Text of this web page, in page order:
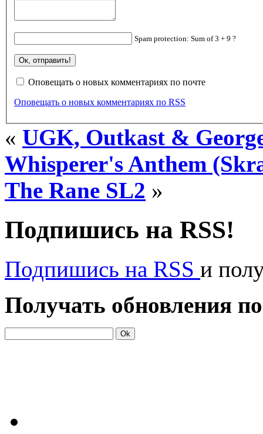
Spam protection: Sum of 3 + 9 ?
Оповещать о новых комментариях по почте
Оповещать о новых комментариях по RSS
« UGK, Outkast &
Whisperer's Anthem
The Rane SL2 »
Подпишись на RSS!
Подпишись на RSS и
Получать обновления